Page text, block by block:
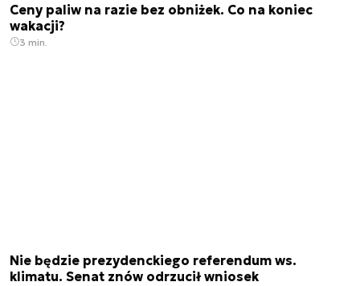
Ceny paliw na razie bez obniżek. Co na koniec
wakacji?
3 min.
Nie będzie prezydenckiego referendum ws.
klimatu. Senat znów odrzucił wniosek